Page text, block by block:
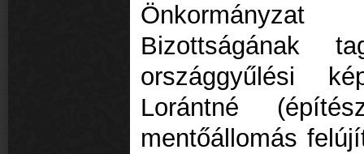
Bizottságának
országgyűlési
Lorántné
mentőállomás